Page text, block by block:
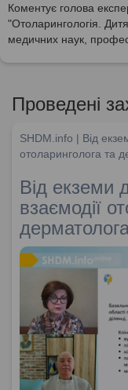
Коментує голова
"Отоларингологія.
медичних наук,
Проведені
SHDM.info | Від
отоларинголога та
Від екземи
взаємодії